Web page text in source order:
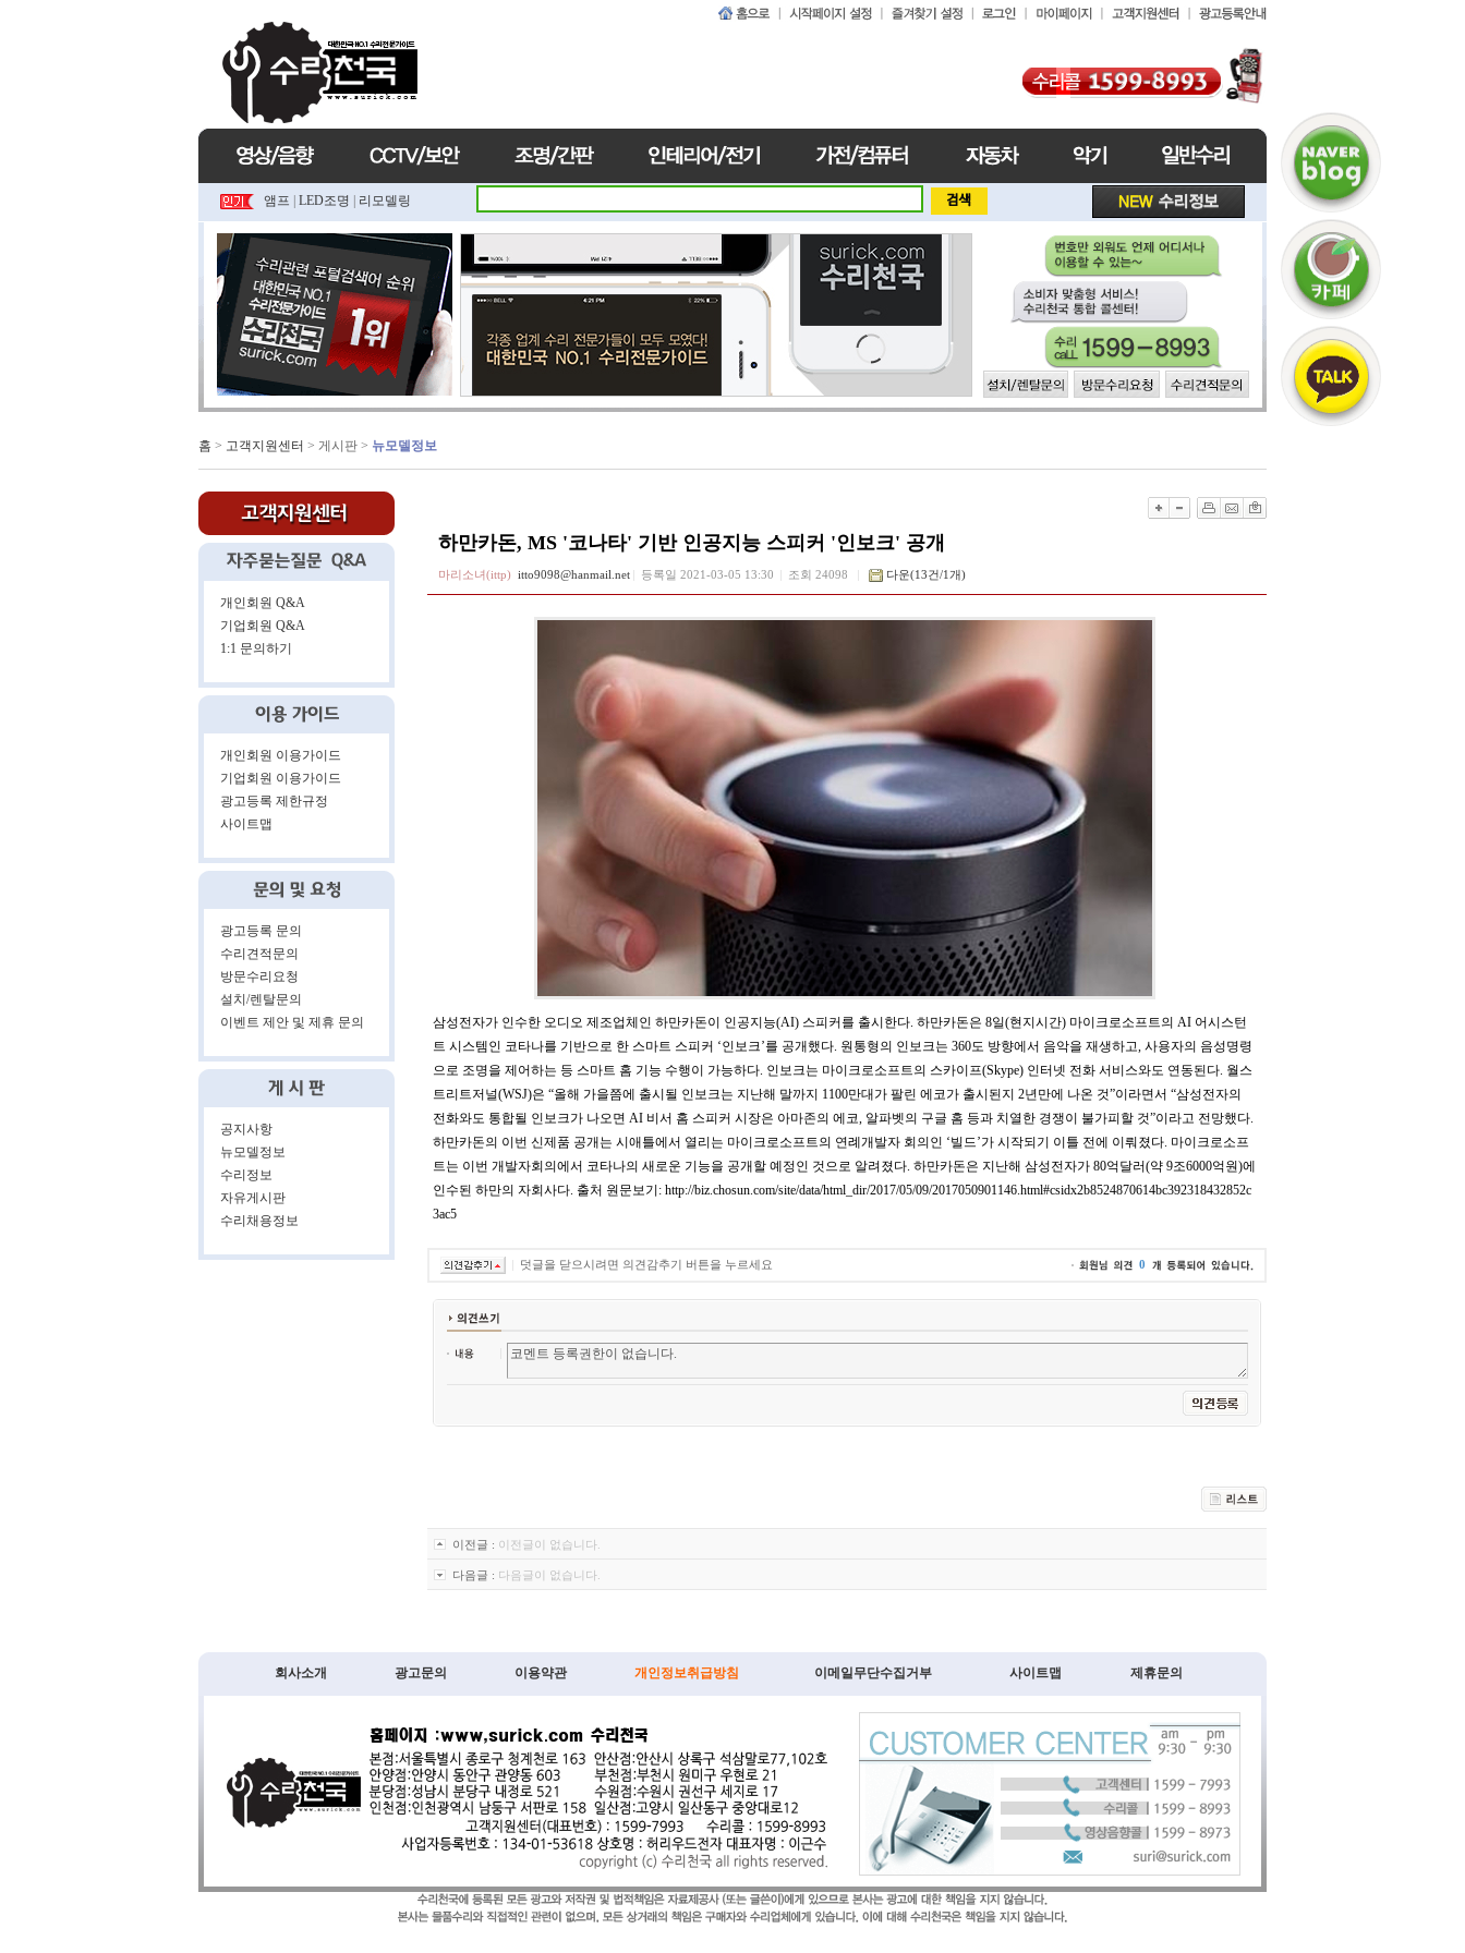
앰프 LED조명 리모델링
홈 > 고객지원센터 > 게시판 > 뉴모델정보
개인회원 Q&A
기업회원 Q&A
1:1 문의하기
개인회원 이용가이드
기업회원 이용가이드
광고등록 제한규정
사이트맵
광고등록 문의
수리견적문의
방문수리요청
설치/렌탈문의
이벤트 제안 및 제휴 문의
공지사항
뉴모델정보
수리정보
자유게시판
수리채용정보
하만카돈, MS '코나타' 기반 인공지능 스피커 '인보크' 공개
마리소녀(ittp) itto9098@hanmail.net 등록일 2021-03-05 13:30 조회 24098 다운(13건/1개)
삼성전자가 인수한 오디오 제조업체인 하만카돈이 인공지능(AI) 스피커를 출시한다. 하만카돈은 8일(현지시간) 마이크로소프트의 AI 어시스턴
트 시스템인 코타나를 기반으로 한 스마트 스피커 ‘인보크’를 공개했다. 원통형의 인보크는 360도 방향에서 음악을 재생하고, 사용자의 음성명령
으로 조명을 제어하는 등 스마트 홈 기능 수행이 가능하다. 인보크는 마이크로소프트의 스카이프(Skype) 인터넷 전화 서비스와도 연동된다. 월스
트리트저널(WSJ)은 “올해 가을쯤에 출시될 인보크는 지난해 말까지 1100만대가 팔린 에코가 출시된지 2년만에 나온 것”이라면서 “삼성전자의
전화와도 통합될 인보크가 나오면 AI 비서 홈 스피커 시장은 아마존의 에코, 알파벳의 구글 홈 등과 치열한 경쟁이 불가피할 것”이라고 전망했다.
하만카돈의 이번 신제품 공개는 시애틀에서 열리는 마이크로소프트의 연례개발자 회의인 ‘빌드’가 시작되기 이틀 전에 이뤄졌다. 마이크로소프
트는 이번 개발자회의에서 코타나의 새로운 기능을 공개할 예정인 것으로 알려졌다. 하만카돈은 지난해 삼성전자가 80억달러(약 9조6000억원)에
인수된 하만의 자회사다. 출처 원문보기: http://biz.chosun.com/site/data/html_dir/2017/05/09/2017050901146.html#csidx2b8524870614bc392318432852c
3ac5
덧글을 닫으시려면 의견감추기 버튼을 누르세요 0
이전글 : 이전글이 없습니다.
다음글 : 다음글이 없습니다.
회사소개 광고문의 이용약관 개인정보취급방침 이메일무단수집거부 사이트맵 제휴문의